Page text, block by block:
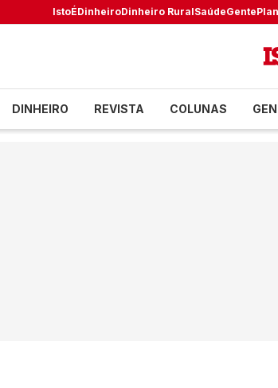
IstoÉDinheiroDinheiro RuralSaúdeGente
DINHEIRO REVISTA COLUNAS